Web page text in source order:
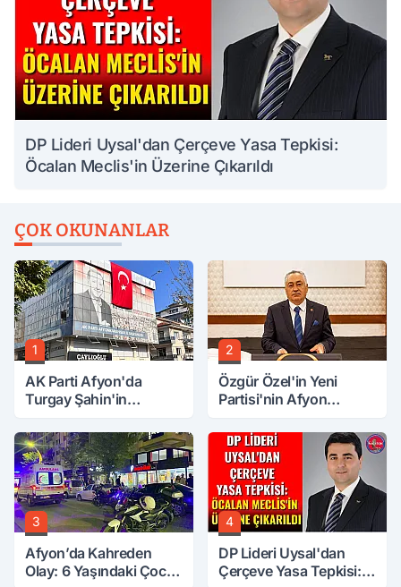
DP Lideri Uysal'dan Çerçeve Yasa Tepkisi:
Öcalan Meclis'in Üzerine Çıkarıldı
ÇOK OKUNANLAR
1
AK Parti Afyon'da
Turgay Şahin'in
2
Özgür Özel'in Yeni
Partisi'nin Afyon
3
Afyon’da Kahreden
Olay: 6 Yaşındaki Çocuk
4
DP Lideri Uysal'dan
Çerçeve Yasa Tepkisi: